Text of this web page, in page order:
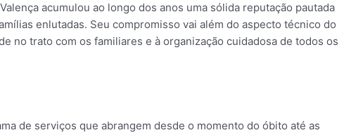
acumulou ao longo dos anos uma sólida reputação pautada
enlutadas. Seu compromisso vai além do aspecto técnico do
no trato com os familiares e à organização cuidadosa de todos os
de serviços que abrangem desde o momento do óbito até as